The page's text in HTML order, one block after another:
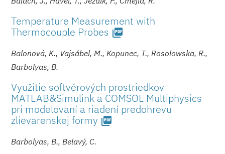
Temperature Measurement with
Thermocouple Probes picture_as_pdf
Balonová, K., Vajsábel, M., Kopunec, T., Rosolowska, R.,
Barbolyas, B.
Využitie softvérových prostriedkov
MATLAB&Simulink a COMSOL Multiphysics
pri modelovaní a riadení predohrevu
zlievarenskej for­my picture_as_pdf
Barbolyas, B., Belavý, C.